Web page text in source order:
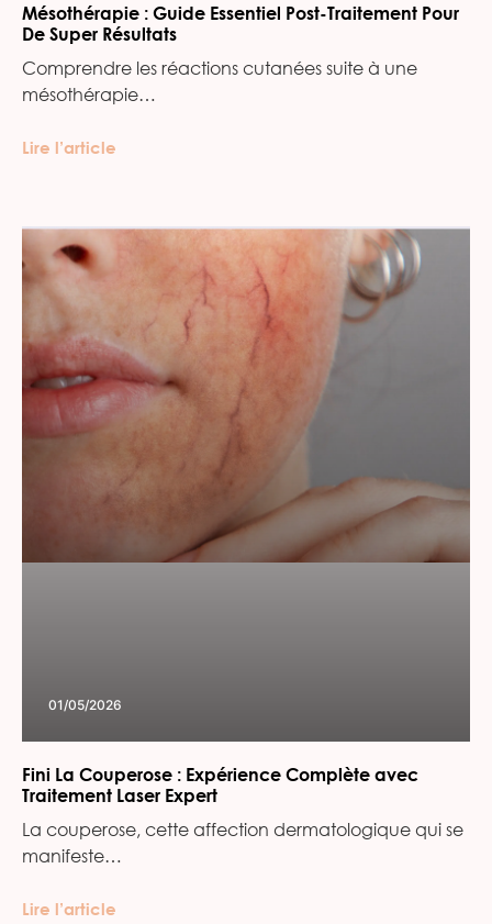
Mésothérapie : Guide Essentiel Post-Traitement Pour
De Super Résultats
Comprendre les réactions cutanées suite à une
mésothérapie…
Lire l’article
01/05/2026
Fini La Couperose : Expérience Complète avec
Traitement Laser Expert
La couperose, cette affection dermatologique qui se
manifeste…
Lire l’article